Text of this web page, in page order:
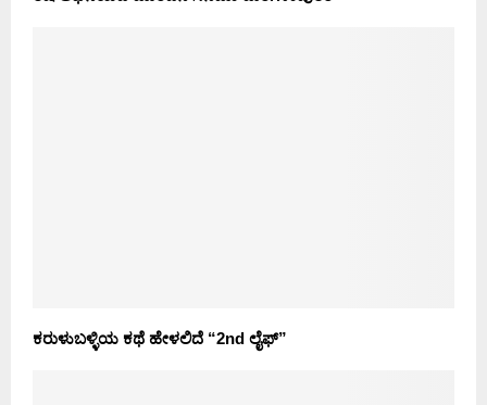
ಕರುಳುಬಳ್ಳಿಯ ಕಥೆ ಹೇಳಲಿದೆ “2nd ಲೈಫ್”